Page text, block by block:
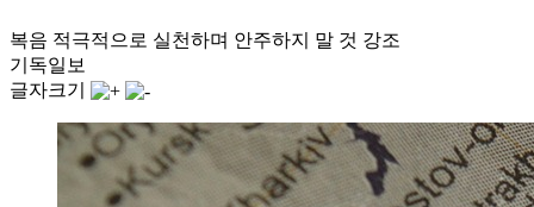
복음 적극적으로 실천하며 안주하지 말 것 강조
기독일보
글자크기